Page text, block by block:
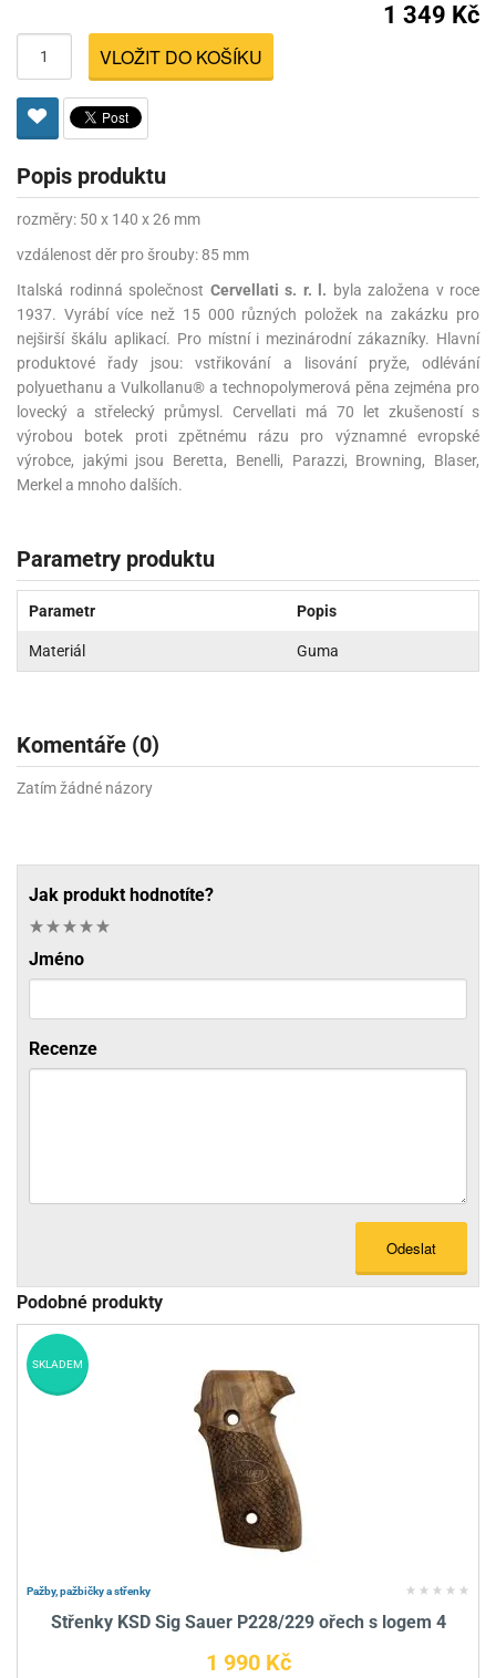
1 349 Kč
VLOŽIT DO KOŠÍKU
Popis produktu
rozměry: 50 x 140 x 26 mm
vzdálenost děr pro šrouby: 85 mm
Italská rodinná společnost Cervellati s. r. l. byla založena v roce
1937. Vyrábí více než 15 000 různých položek na zakázku pro
nejširší škálu aplikací. Pro místní i mezinárodní zákazníky. Hlavní
produktové řady jsou: vstřikování a lisování pryže, odlévání
polyuethanu a Vulkollanu® a technopolymerová pěna zejména pro
lovecký a střelecký průmysl. Cervellati má 70 let zkušeností s
výrobou botek proti zpětnému rázu pro významné evropské
výrobce, jakými jsou Beretta, Benelli, Parazzi, Browning, Blaser,
Merkel a mnoho dalších.
Parametry produktu
Parametr Popis
Materiál Guma
Komentáře (0)
Zatím žádné názory
Jak produkt hodnotíte?
Jméno
Recenze
Odeslat
Podobné produkty
Pažby, pažbičky a střenky
Střenky KSD Sig Sauer P228/229 ořech s logem 4
1 990 Kč
SKLADEM